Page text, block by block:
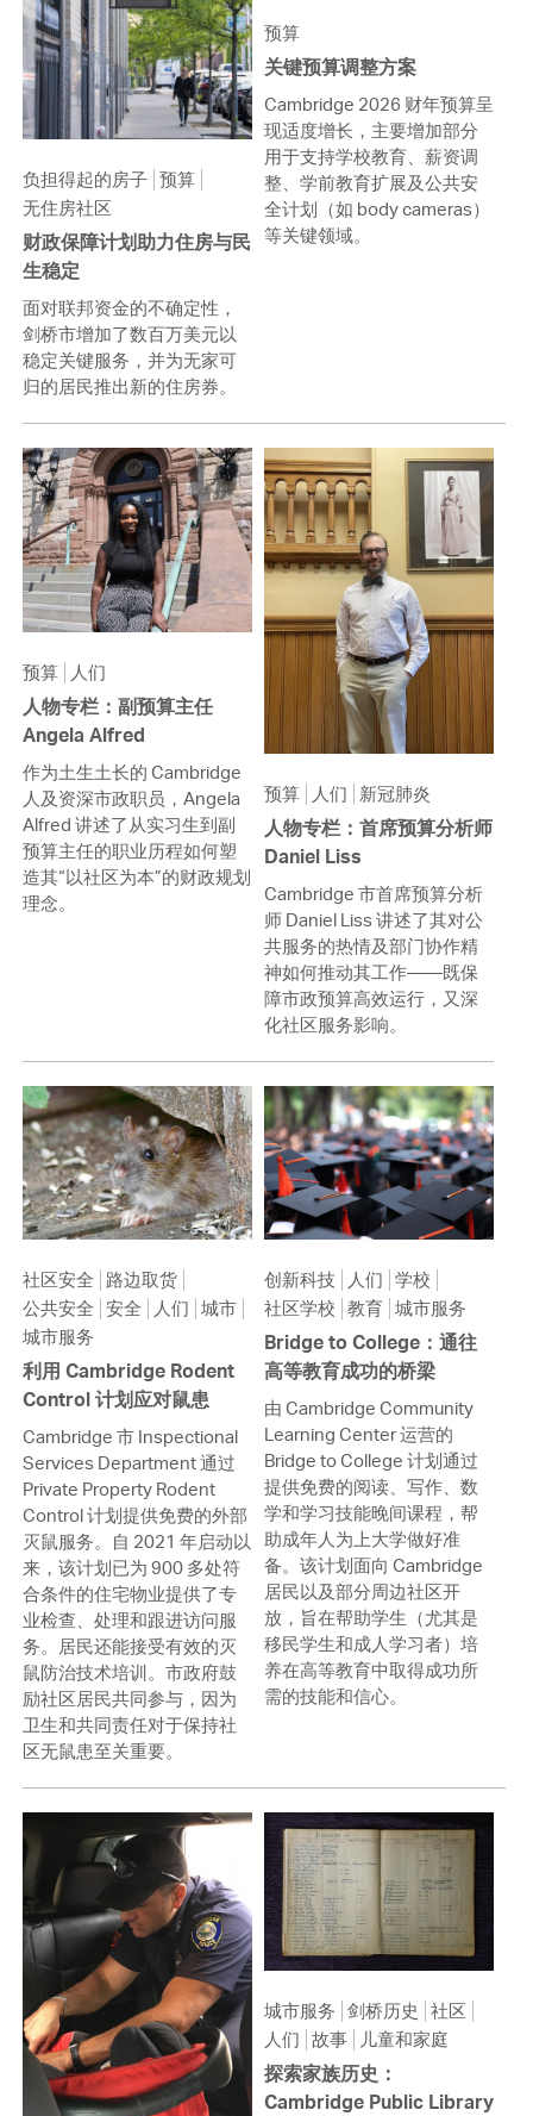
负担得起的房子 预算
无住房社区
财政保障计划助力住房与民
生稳定
面对联邦资金的不确定性，
剑桥市增加了数百万美元以
稳定关键服务，并为无家可
归的居民推出新的住房券。
预算
关键预算调整方案
Cambridge 2026 财年预算呈
现适度增长，主要增加部分
用于支持学校教育、薪资调
整、学前教育扩展及公共安
全计划（如 body cameras）
等关键领域。
预算 人们
人物专栏：副预算主任
Angela Alfred
作为土生土长的 Cambridge
人及资深市政职员，Angela
Alfred 讲述了从实习生到副
预算主任的职业历程如何塑
造其“以社区为本”的财政规划
理念。
预算 人们 新冠肺炎
人物专栏：首席预算分析师
Daniel Liss
Cambridge 市首席预算分析
师 Daniel Liss 讲述了其对公
共服务的热情及部门协作精
神如何推动其工作——既保
障市政预算高效运行，又深
化社区服务影响。
社区安全
路边取货
公共安全 安全 人们 城市
城市服务
利用 Cambridge Rodent
Control 计划应对鼠患
Cambridge 市 Inspectional
Services Department 通过
Private Property Rodent
Control 计划提供免费的外部
灭鼠服务。自 2021 年启动以
来，该计划已为 900 多处符
合条件的住宅物业提供了专
业检查、处理和跟进访问服
务。居民还能接受有效的灭
鼠防治技术培训。市政府鼓
励社区居民共同参与，因为
卫生和共同责任对于保持社
区无鼠患至关重要。
创新科技 人们 学校
社区学校 教育 城市服务
Bridge to College：通往
高等教育成功的桥梁
由 Cambridge Community
Learning Center 运营的
Bridge to College 计划通过
提供免费的阅读、写作、数
学和学习技能晚间课程，帮
助成年人为上大学做好准
备。该计划面向 Cambridge
居民以及部分周边社区开
放，旨在帮助学生（尤其是
移民学生和成人学习者）培
养在高等教育中取得成功所
需的技能和信心。
城市服务 剑桥历史
社区
人们 故事 儿童和家庭
探索家族历史：
Cambridge Public Library